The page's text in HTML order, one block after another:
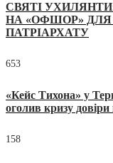
СВЯТІ
НА «ОФШОР» ДЛЯ
ПАТРІАРХАТУ
653
«Кейс Тихона» у
оголив кризу
158